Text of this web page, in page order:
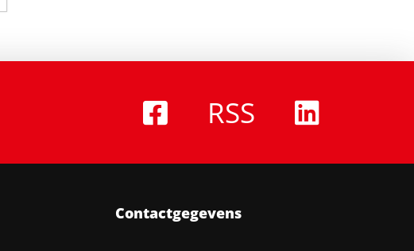
RSS
Contactgegevens